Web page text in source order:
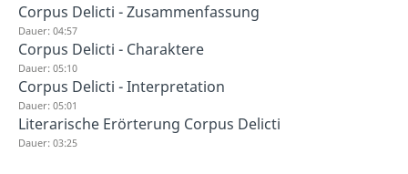
Corpus Delicti - Zusammenfassung
Dauer: 04:57
Corpus Delicti - Charaktere
Dauer: 05:10
Corpus Delicti - Interpretation
Dauer: 05:01
Literarische Erörterung Corpus Delicti
Dauer: 03:25